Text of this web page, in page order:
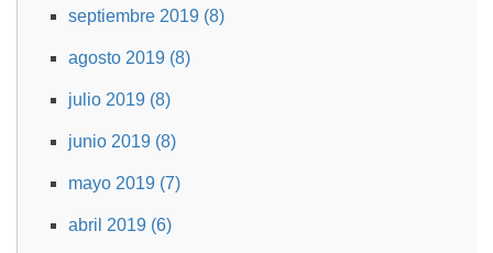
septiembre 2019 (8)
agosto 2019 (8)
julio 2019 (8)
junio 2019 (8)
mayo 2019 (7)
abril 2019 (6)